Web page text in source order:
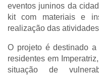
eventos juninos da
kit com materiais e
realização das
O projeto é destinado
residentes em
situação de